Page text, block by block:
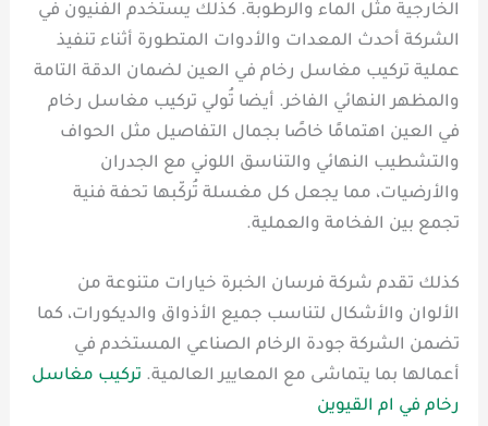
الخارجية مثل الماء والرطوبة. كذلك يستخدم الفنيون في
الشركة أحدث المعدات والأدوات المتطورة أثناء تنفيذ
عملية تركيب مغاسل رخام في العين لضمان الدقة التامة
والمظهر النهائي الفاخر. أيضا تُولي تركيب مغاسل رخام
في العين اهتمامًا خاصًا بجمال التفاصيل مثل الحواف
والتشطيب النهائي والتناسق اللوني مع الجدران
والأرضيات، مما يجعل كل مغسلة تُركّبها تحفة فنية
تجمع بين الفخامة والعملية.
كذلك تقدم شركة فرسان الخبرة خيارات متنوعة من
الألوان والأشكال لتناسب جميع الأذواق والديكورات، كما
تضمن الشركة جودة الرخام الصناعي المستخدم في
أعمالها بما يتماشى مع المعايير العالمية. تركيب مغاسل
رخام في ام القيوين